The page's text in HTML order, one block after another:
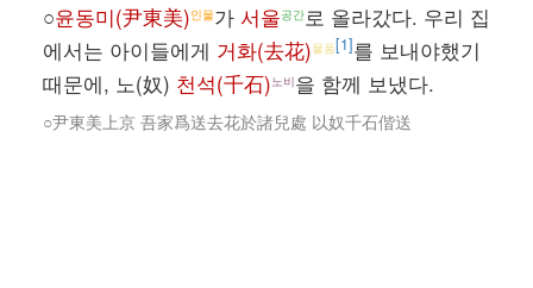
○윤동미(尹東美)인물가 서울공간 로 올라갔다. 우리 집
에서는 아이들에게 거화(去花)물품[1]를 보내야했기
때문에, 노(奴) 천석(千石)노비을 함께 보냈다.
○尹東美上京 吾家爲送去花於諸兒處 以奴千石偕送